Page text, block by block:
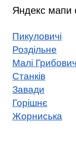
Яндекс мапи
Пикуловичі
Роздільне
Малі
Станків
Завади
Горішнє
Жорниська